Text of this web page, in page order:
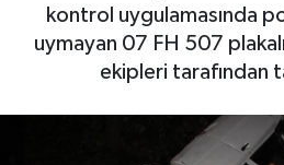
kontrol uygulamasında
uymayan 07 FH 507
ekipleri tarafından
Güncel
Gündem